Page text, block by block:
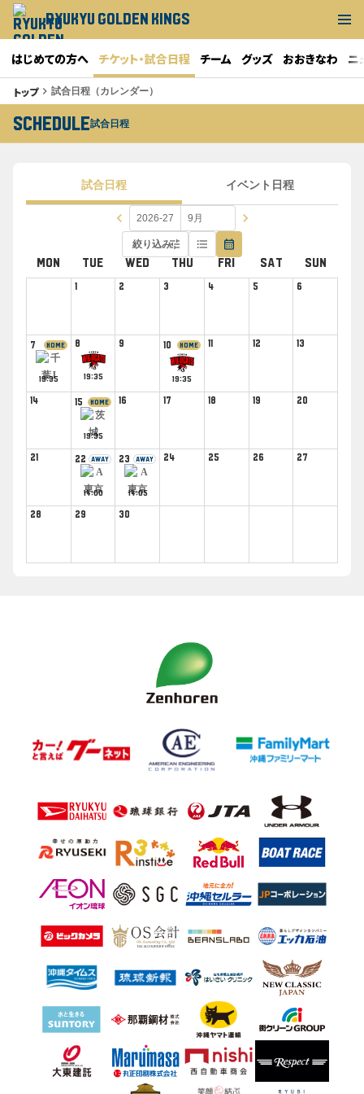
RYUKYU GOLDEN KINGS
はじめての方へ チケット・試合日程 チーム グッズ おおきなわ ニ
トップkeyboard_arrow_right 試合日程（カレンダー）
SCHEDULE試合日程
試合日程 イベント日程
keyboard_arrow_left keyboard_arrow_right
絞り込みtune format_list_bulleted
calendar_month
MON
TUE WED THU FRI SAT SUN
1 2 3 4 5 6
7 HOME
19:35
8
19:35
9 10 HOME
19:35
11 12 13
14 15 HOME
19:35
16 17 18 19 20
21 22 AWAY
14:00
23 AWAY
14:05
24 25 26 27
28 29 30